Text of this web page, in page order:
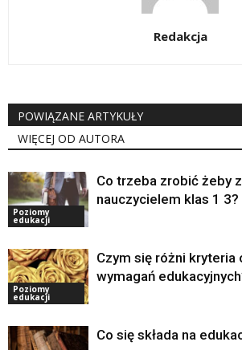
Redakcja
POWIĄZANE ARTYKUŁY
WIĘCEJ OD AUTORA
Poziomy
edukacji
Co trzeba zrobić żeby
nauczycielem klas 1 3?
Poziomy
edukacji
Czym się różni kryteria
wymagań
Co się składa na